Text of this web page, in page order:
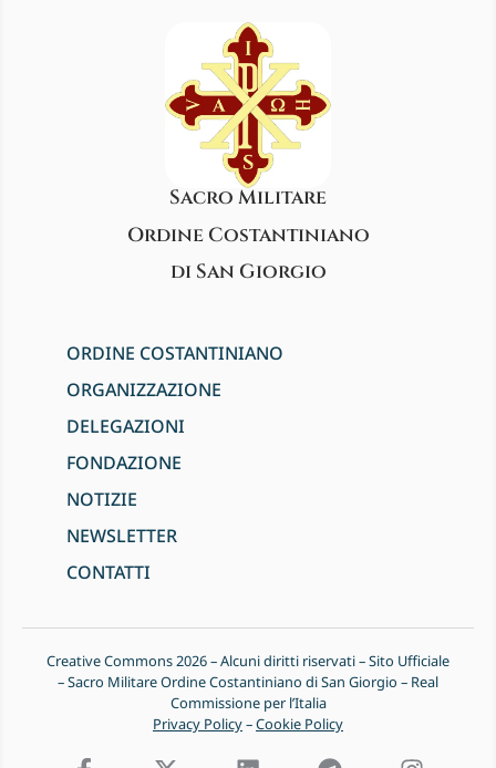
Sacro Militare
Ordine Costantiniano
di San Giorgio
ORDINE COSTANTINIANO
ORGANIZZAZIONE
DELEGAZIONI
FONDAZIONE
NOTIZIE
NEWSLETTER
CONTATTI
Creative Commons 2026 – Alcuni diritti riservati – Sito Ufficiale
– Sacro Militare Ordine Costantiniano di San Giorgio – Real
Commissione per l’Italia
Privacy Policy–Cookie Policy